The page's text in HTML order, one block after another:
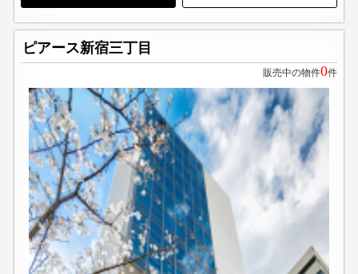
ピアース新宿三丁目
販売中の物件0件